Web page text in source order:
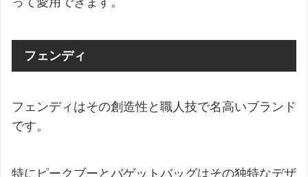
フェンディ
フェンディはその創造性と職人技で名高いブランド
です。
特にピークブーとバゲットバッグはその独特なデザ